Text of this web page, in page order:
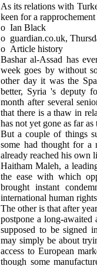
As its relations with
keen for a
o Ian Black
o guardian.co.uk,
o Article history
Bashar al-Assad has
week goes by without
other day it was the
better, Syria 's deputy
month after several
that there is a thaw in
has not yet gone as far
But a couple of things
some had thought for a
already reached his own
Haitham Maleh, a
the ease with which
brought instant
international human
The other is that after
postpone a long-
supposed to be signed in
may simply be about
access to European
though some